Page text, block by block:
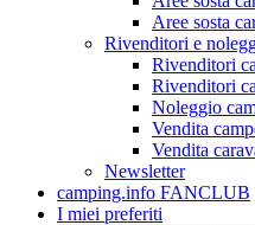
Aree sosta
Rivenditori e
Rivenditori
Rivenditori
Noleggio
Vendita
Vendita
Newsletter
camping.info FANCLUB
I miei preferiti